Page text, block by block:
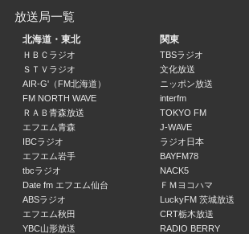
16:00 ～ 17:00
シン・ラジオ -ヒューマニスタは、かく語りき- Hour.2
山田ルイ53世 (髭男爵)
17:00 ～ 18:00
シン・ラジオ -ヒューマニスタは、かく語りき- Hour.3
山田ルイ53世 (髭男爵)
18:00 ～ 19:00
INTER X-PRESS Hour.1
門脇 知子
19:00 ～ 20:00
放送局一覧
北海道・東北
ＨＢＣラジオ
ＳＴＶラジオ
AIR-G'（FM北海道）
FM NORTH WAVE
ＲＡＢ青森放送
エフエム青森
IBCラジオ
エフエム岩手
tbcラジオ
Date fm エフエム仙台
ABSラジオ
エフエム秋田
YBC山形放送
関東
TBSラジオ
文化放送
ニッポン放送
interfm
TOKYO FM
J-WAVE
ラジオ日本
BAYFM78
NACK5
ＦＭヨコハマ
LuckyFM 茨城放送
CRT栃木放送
RADIO BERRY